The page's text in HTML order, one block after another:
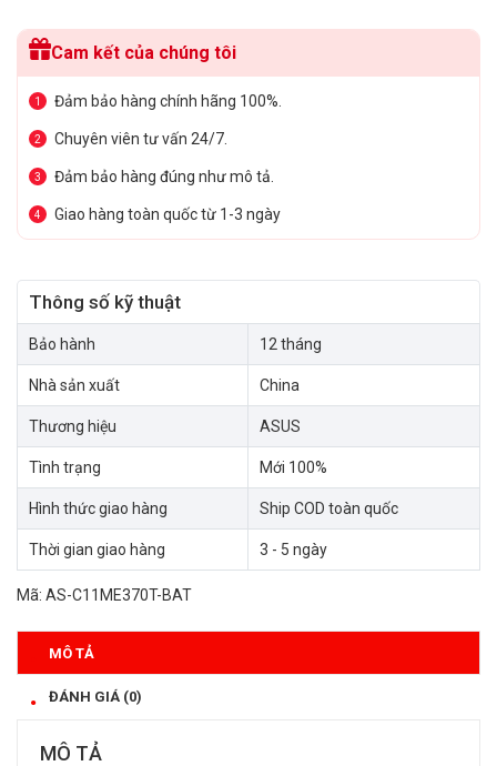
Cam kết của chúng tôi
1 Đảm bảo hàng chính hãng 100%.
2 Chuyên viên tư vấn 24/7.
3 Đảm bảo hàng đúng như mô tả.
4 Giao hàng toàn quốc từ 1-3 ngày
Thông số kỹ thuật
Bảo hành 12 tháng
Nhà sản xuất China
Thương hiệu ASUS
Tình trạng Mới 100%
Hình thức giao hàng Ship COD toàn quốc
Thời gian giao hàng 3 - 5 ngày
Mã: AS-C11ME370T-BAT
MÔ TẢ
ĐÁNH GIÁ (0)
MÔ TẢ